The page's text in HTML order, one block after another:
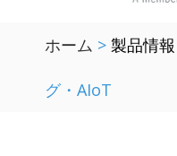
ホーム > 製品情報
グ・AIoT